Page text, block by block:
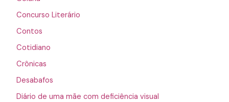
Concurso Literário
Contos
Cotidiano
Crônicas
Desabafos
Diário de uma mãe com deficiência visual